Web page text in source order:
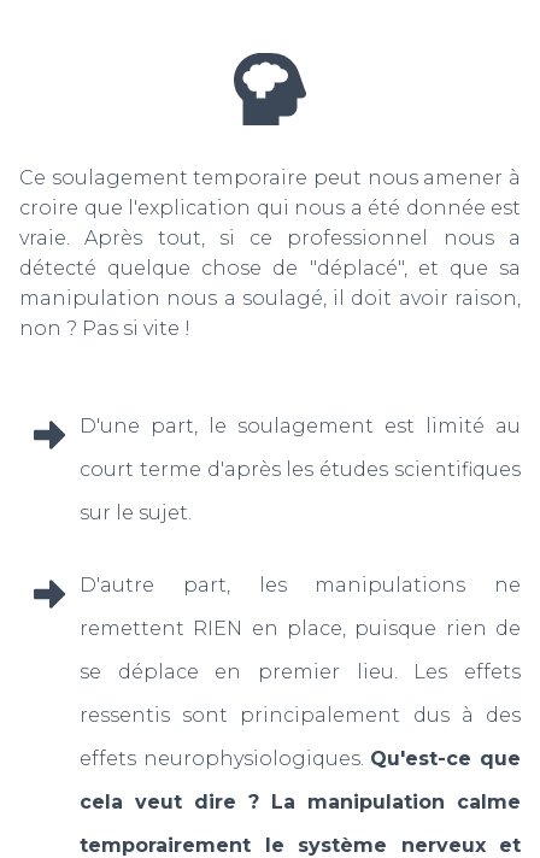
Ce soulagement temporaire peut nous amener à
croire que l'explication qui nous a été donnée est
vraie. Après tout, si ce professionnel nous a
détecté quelque chose de "déplacé", et que sa
manipulation nous a soulagé, il doit avoir raison,
non ? Pas si vite !
D'une part, le soulagement est limité au
court terme d'après les études scientifiques
sur le sujet.
D'autre part, les manipulations ne
remettent RIEN en place, puisque rien de
se déplace en premier lieu. Les effets
ressentis sont principalement dus à des
effets neurophysiologiques. Qu'est-ce que
cela veut dire ? La manipulation calme
temporairement le système nerveux et